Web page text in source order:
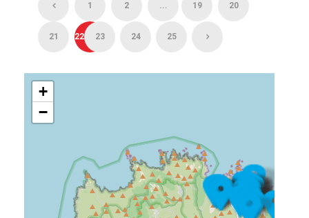
1 2 ... 19 20
21 22 23 24 25
+
−